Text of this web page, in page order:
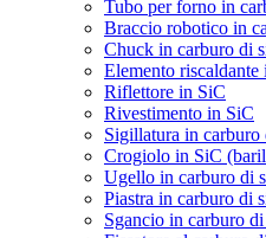
Tubo per forno in
Braccio robotico in
Chuck in carburo di
Elemento riscaldante
Riflettore in SiC
Rivestimento in SiC
Sigillatura in
Crogiolo in SiC
Ugello in carburo di
Piastra in carburo di
Sgancio in carburo